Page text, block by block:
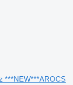
***NEW***AROCS